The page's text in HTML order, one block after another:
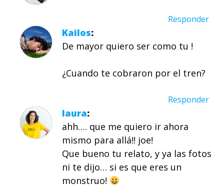
Responder
Kailos
De mayor quiero ser como tu !
¿Cuando te cobraron por el tren?
Responder
laura
ahh…. que me quiero ir ahora
mismo para allá!! joe!
Que bueno tu relato, y ya las fotos
ni te dijo… si es que eres un
monstruo!